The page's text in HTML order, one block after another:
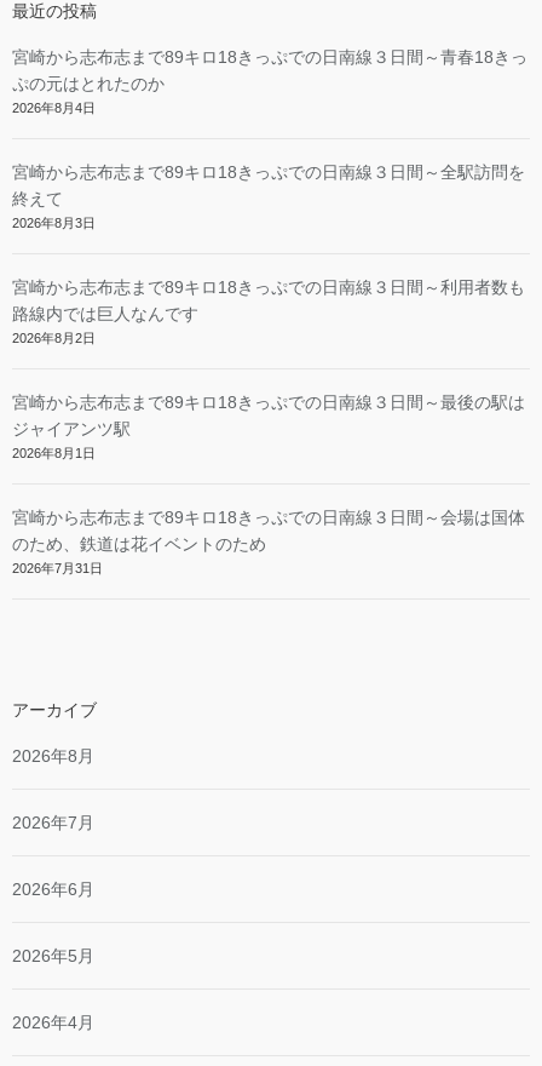
最近の投稿
宮崎から志布志まで89キロ18きっぷでの日南線３日間～青春18きっ
ぷの元はとれたのか
2026年8月4日
宮崎から志布志まで89キロ18きっぷでの日南線３日間～全駅訪問を
終えて
2026年8月3日
宮崎から志布志まで89キロ18きっぷでの日南線３日間～利用者数も
路線内では巨人なんです
2026年8月2日
宮崎から志布志まで89キロ18きっぷでの日南線３日間～最後の駅は
ジャイアンツ駅
2026年8月1日
宮崎から志布志まで89キロ18きっぷでの日南線３日間～会場は国体
のため、鉄道は花イベントのため
2026年7月31日
アーカイブ
2026年8月
2026年7月
2026年6月
2026年5月
2026年4月